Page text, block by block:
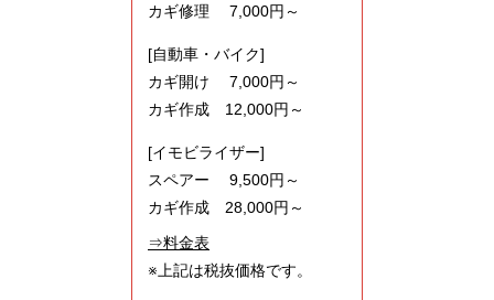
カギ修理 7,000円～
[自動車・バイク]
カギ開け 7,000円～
カギ作成 12,000円～
[イモビライザー]
スペアー 9,500円～
カギ作成 28,000円～
⇒料金表
※上記は税抜価格です。